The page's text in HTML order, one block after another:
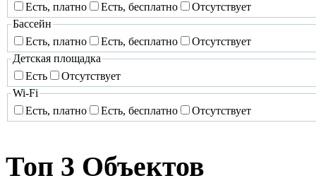
Есть, платно
Есть, бесплатно
Отсутствует
Бассейн
Есть, платно
Есть, бесплатно
Отсутствует
Детская площадка
Есть
Отсутствует
Wi-Fi
Есть, платно
Есть, бесплатно Отсутствует
Топ 3 Объектов